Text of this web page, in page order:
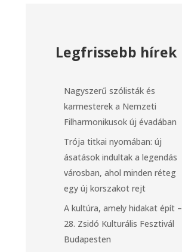
Legfrissebb hírek
Nagyszerű szólisták és
karmesterek a Nemzeti
Filharmonikusok új évadában
Trója titkai nyomában: új
ásatások indultak a legendás
városban, ahol minden réteg
egy új korszakot rejt
A kultúra, amely hidakat épít –
28. Zsidó Kulturális Fesztivál
Budapesten